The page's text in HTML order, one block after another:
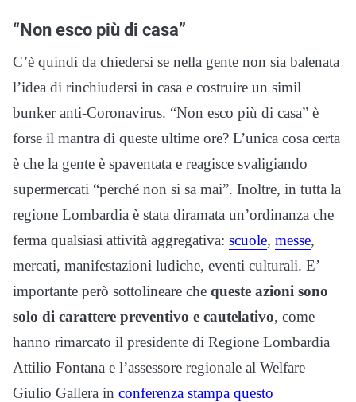
“Non esco più di casa”
C’è quindi da chiedersi se nella gente non sia balenata
l’idea di rinchiudersi in casa e costruire un simil
bunker anti-Coronavirus. “Non esco più di casa” è
forse il mantra di queste ultime ore? L’unica cosa certa
è che la gente è spaventata e reagisce svaligiando
supermercati “perché non si sa mai”. Inoltre, in tutta la
regione Lombardia è stata diramata un’ordinanza che
ferma qualsiasi attività aggregativa: scuole, messe,
mercati, manifestazioni ludiche, eventi culturali. E’
importante però sottolineare che queste azioni sono
solo di carattere preventivo e cautelativo, come
hanno rimarcato il presidente di Regione Lombardia
Attilio Fontana e l’assessore regionale al Welfare
Giulio Gallera in conferenza stampa questo